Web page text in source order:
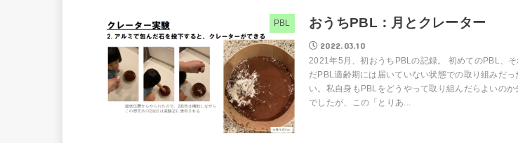
PBL おうちPBL：月とクレーター
2022.03.10
2021年5月、初おうちPBLの記録。 初めてのPBL、そ
だPBL適齢期には届いていない状態での取り組みだっ
い。私自身もPBLをどうやって取り組んだらよいのか
でしたが、この「とりあ...